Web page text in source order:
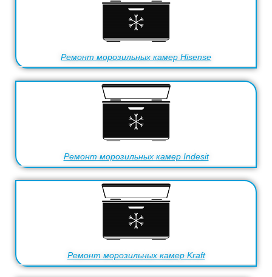
Ремонт морозильных камер Hisense
Ремонт морозильных камер Indesit
Ремонт морозильных камер Kraft